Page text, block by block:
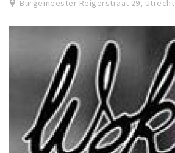
Burgemeester Reigerstraat 29, Utrecht